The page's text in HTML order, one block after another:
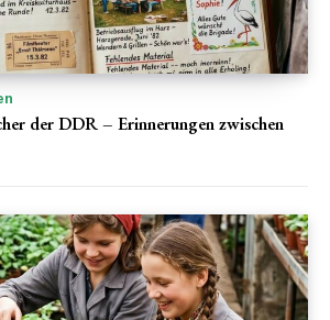
der DDR – Erinnerungen zwischen